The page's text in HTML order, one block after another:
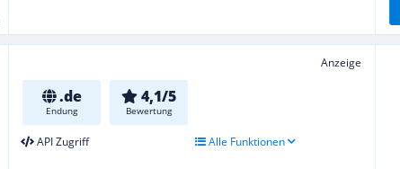
Anzeige
.de
Endung
4,1/5
Bewertung
API Zugriff Alle Funktionen